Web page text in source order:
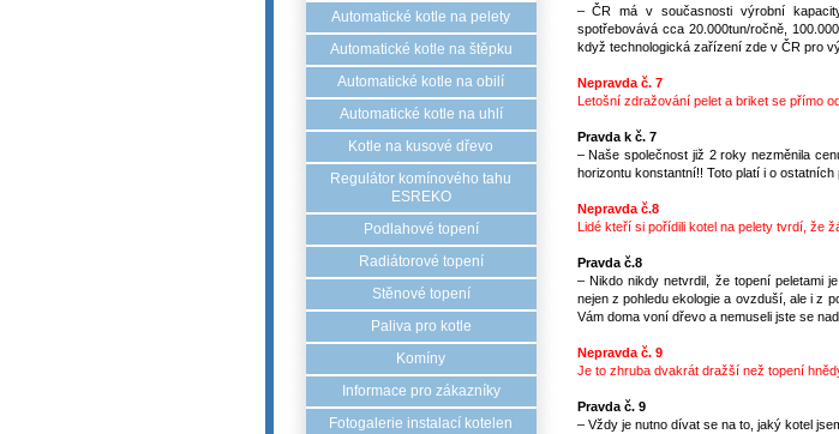
Automatické kotle na pelety
Automatické kotle na štěpku
Automatické kotle na obilí
Automatické kotle na uhlí
Kotle na kusové dřevo
Regulátor komínového tahu
ESREKO
Podlahové topení
Radiátorové topení
Stěnové topení
Paliva pro kotle
Komíny
Informace pro zákazníky
Fotogalerie instalací kotelen
– ČR má v současnosti výrobní
spotřebovává cca 20.000tun/ročně,
když technologická zařízení zde v ČR pro
Nepravda č. 7
Letošní zdražování pelet a briket se přímo
Pravda k č. 7
– Naše společnost již 2 roky nezměnila
horizontu konstantní!! Toto platí i o
Nepravda č.8
Lidé kteří si pořídili kotel na pelety tvrdí, že
Pravda č.8
– Nikdo nikdy netvrdil, že topení peletami
nejen z pohledu ekologie a ovzduší, ale i z
Vám doma voní dřevo a nemuseli jste se
Nepravda č. 9
Je to zhruba dvakrát dražší než topení
Pravda č. 9
– Vždy je nutno dívat se na to, jaký kotel